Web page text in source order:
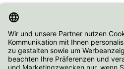
Informationen